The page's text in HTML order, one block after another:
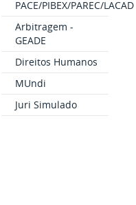
PACE/PIBEX/PAREC/LACAD
Arbitragem -
GEADE
Direitos Humanos
MUndi
Juri Simulado